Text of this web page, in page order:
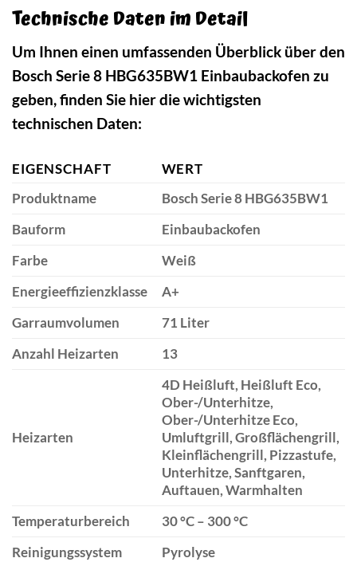
Technische Daten im Detail
Um Ihnen einen umfassenden Überblick über den
Bosch Serie 8 HBG635BW1 Einbaubackofen zu
geben, finden Sie hier die wichtigsten
technischen Daten:
EIGENSCHAFT
WERT
Produktname
Bosch Serie 8 HBG635BW1
Bauform
Einbaubackofen
Farbe
Weiß
Energieeffizienzklasse
A+
Garraumvolumen
71 Liter
Anzahl Heizarten
13
Heizarten
4D Heißluft, Heißluft Eco,
Ober-/Unterhitze,
Ober-/Unterhitze Eco,
Umluftgrill, Großflächengrill,
Kleinflächengrill, Pizzastufe,
Unterhitze, Sanftgaren,
Auftauen, Warmhalten
Temperaturbereich
30 °C – 300 °C
Reinigungssystem
Pyrolyse